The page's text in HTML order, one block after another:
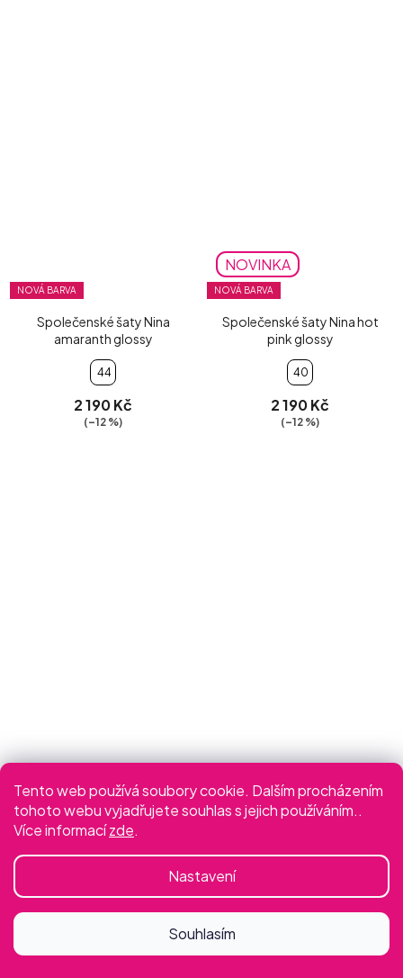
Tento web používá soubory cookie. Dalším procházením
tohoto webu vyjadřujete souhlas s jejich používáním..
Více informacízde.
Nastavení
Souhlasím
NOVÁ BARVA
Společenské šaty Nina
amaranth glossy
44
2 190 Kč
(–12 %)
NOVINKA
NOVÁ BARVA
Společenské šaty Nina hot
pink glossy
40
2 190 Kč
(–12 %)
Společenské šaty Nina
light pink
(–12 %)
Společenské šaty Nina
light violet
(–12 %)